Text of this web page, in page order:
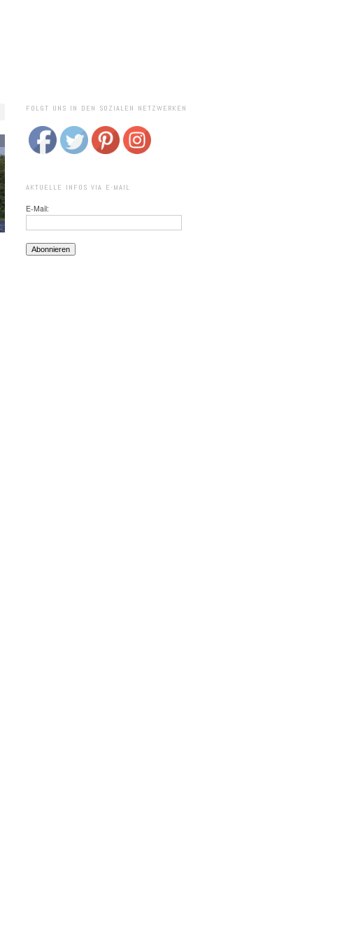
FOLGT UNS IN DEN SOZIALEN NETZWERKEN
AKTUELLE INFOS VIA E-MAIL
E-Mail: